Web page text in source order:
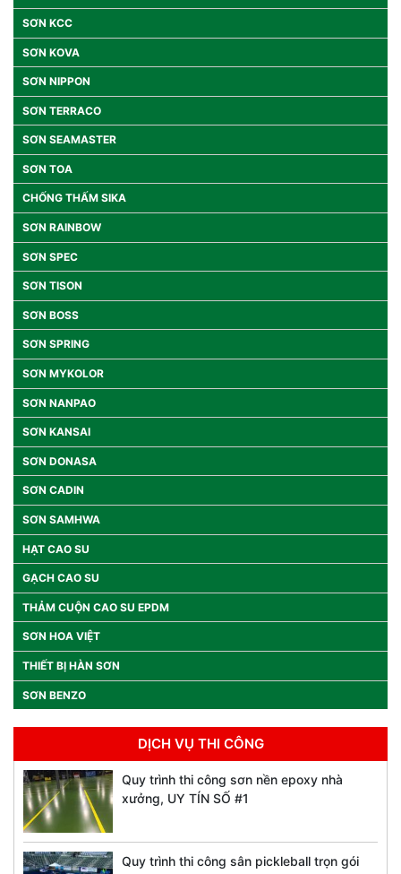
SƠN KCC
SƠN KOVA
SƠN NIPPON
SƠN TERRACO
SƠN SEAMASTER
SƠN TOA
CHỐNG THẤM SIKA
SƠN RAINBOW
SƠN SPEC
SƠN TISON
SƠN BOSS
SƠN SPRING
SƠN MYKOLOR
SƠN NANPAO
SƠN KANSAI
SƠN DONASA
SƠN CADIN
SƠN SAMHWA
HẠT CAO SU
GẠCH CAO SU
THẢM CUỘN CAO SU EPDM
SƠN HOA VIỆT
THIẾT BỊ HÀN SƠN
SƠN BENZO
DỊCH VỤ THI CÔNG
Quy trình thi công sơn nền epoxy nhà
xưởng, UY TÍN SỐ #1
Quy trình thi công sân pickleball trọn gói